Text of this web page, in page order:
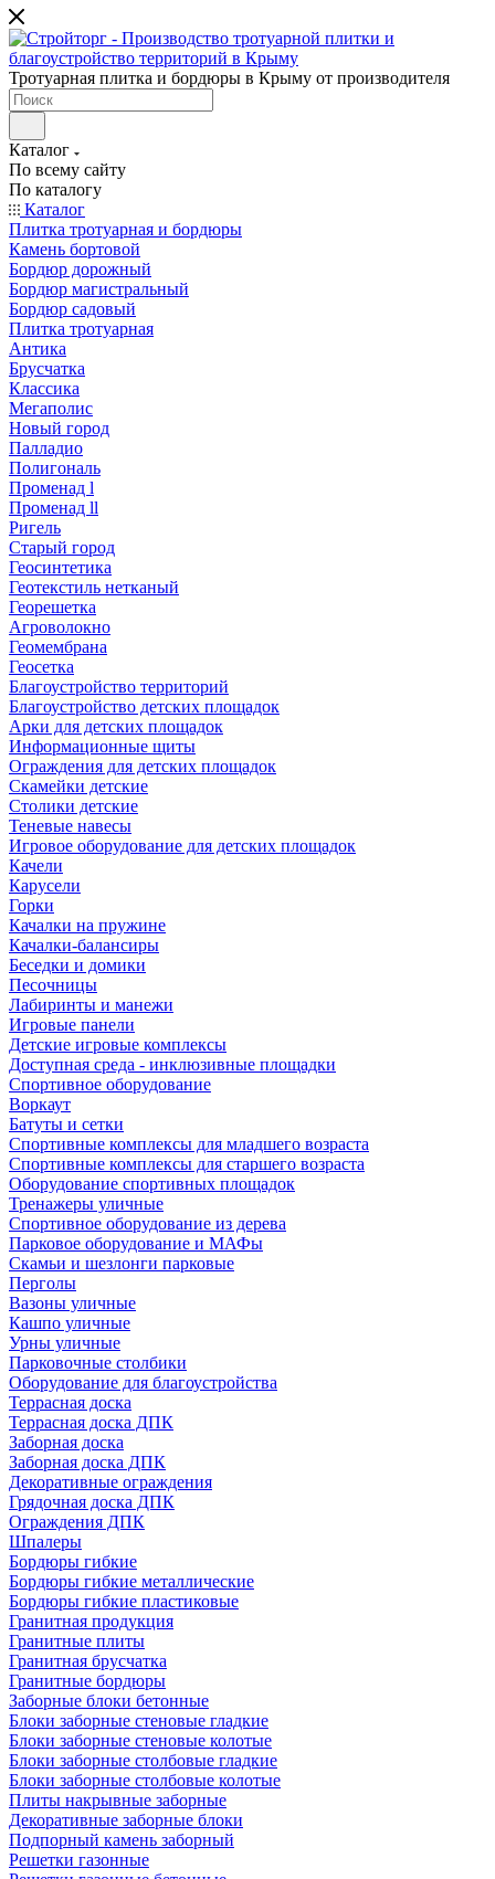
Тротуарная плитка и бордюры в Крыму от производителя
Каталог
По всему сайту
По каталогу
Каталог
Плитка тротуарная и бордюры
Камень бортовой
Бордюр дорожный
Бордюр магистральный
Бордюр садовый
Плитка тротуарная
Антика
Брусчатка
Классика
Мегаполис
Новый город
Палладио
Полигональ
Променад l
Променад ll
Ригель
Старый город
Геосинтетика
Геотекстиль нетканый
Георешетка
Агроволокно
Геомембрана
Геосетка
Благоустройство территорий
Благоустройство детских площадок
Арки для детских площадок
Информационные щиты
Ограждения для детских площадок
Скамейки детские
Столики детские
Теневые навесы
Игровое оборудование для детских площадок
Качели
Карусели
Горки
Качалки на пружине
Качалки-балансиры
Беседки и домики
Песочницы
Лабиринты и манежи
Игровые панели
Детские игровые комплексы
Доступная среда - инклюзивные площадки
Спортивное оборудование
Воркаут
Батуты и сетки
Спортивные комплексы для младшего возраста
Спортивные комплексы для старшего возраста
Оборудование спортивных площадок
Тренажеры уличные
Спортивное оборудование из дерева
Парковое оборудование и МАФы
Скамьи и шезлонги парковые
Перголы
Вазоны уличные
Кашпо уличные
Урны уличные
Парковочные столбики
Оборудование для благоустройства
Террасная доска
Террасная доска ДПК
Заборная доска
Заборная доска ДПК
Декоративные ограждения
Грядочная доска ДПК
Ограждения ДПК
Шпалеры
Бордюры гибкие
Бордюры гибкие металлические
Бордюры гибкие пластиковые
Гранитная продукция
Гранитные плиты
Гранитная брусчатка
Гранитные бордюры
Заборные блоки бетонные
Блоки заборные стеновые гладкие
Блоки заборные стеновые колотые
Блоки заборные столбовые гладкие
Блоки заборные столбовые колотые
Плиты накрывные заборные
Декоративные заборные блоки
Подпорный камень заборный
Решетки газонные